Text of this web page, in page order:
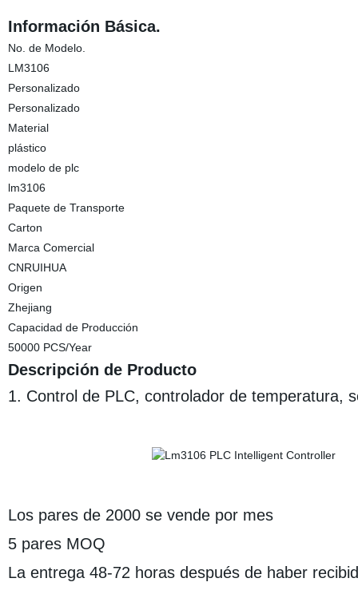
Información Básica.
No. de Modelo.
LM3106
Personalizado
Personalizado
Material
plástico
modelo de plc
lm3106
Paquete de Transporte
Carton
Marca Comercial
CNRUIHUA
Origen
Zhejiang
Capacidad de Producción
50000 PCS/Year
Descripción de Producto
1. Control de PLC, controlador de temperatura,
Los pares de 2000 se vende por mes
5 pares MOQ
La entrega 48-72 horas después de haber